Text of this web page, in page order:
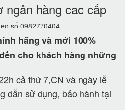
ngân hàng cao cấp
số 0982770404
hãng và mới 100%
cho khách hàng những
cả thứ 7,CN và ngày lễ
dẫn sử dụng, bảo hành tại